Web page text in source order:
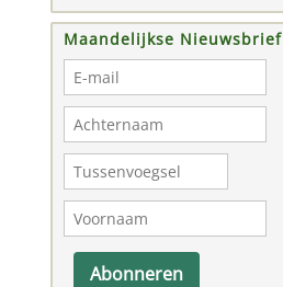
Maandelijkse Nieuwsbrief
Abonneren